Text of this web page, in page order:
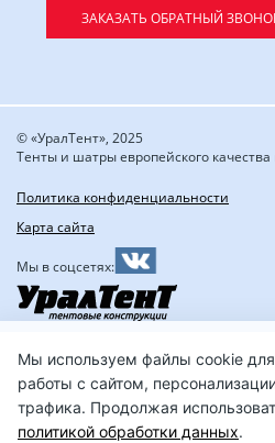
ЗАКАЗАТЬ ОБРАТНЫЙ
© «УралТент», 2025
Тенты и шатры европейского
Политика конфиденциальности
Карта сайта
Мы в соцсетях:
Мы используем файлы cookie для
работы с сайтом,
трафика. Продолжая
политикой обработки данных.